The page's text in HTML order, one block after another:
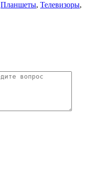
Планшеты, Телевизоры,